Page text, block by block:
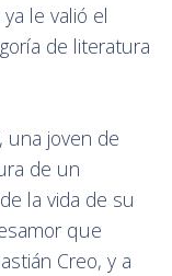
le valió el
de literatura
una joven de
de un
la vida de su
que
Creo, y a